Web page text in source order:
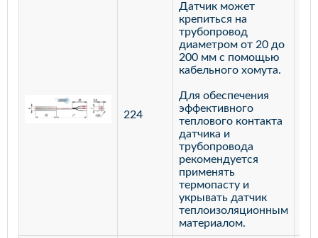
224
Датчик может
крепиться на
трубопровод
диаметром от 20 до
200 мм с помощью
кабельного хомута.
Для обеспечения
эффективного
теплового контакта
датчика и
трубопровода
рекомендуется
применять
термопасту и
укрывать датчик
теплоизоляционным
материалом.